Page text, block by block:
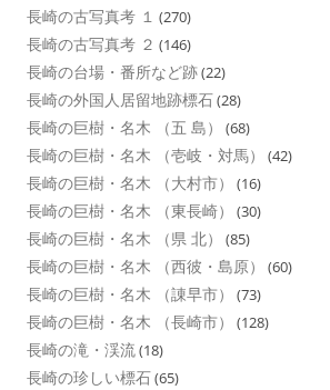
長崎の古写真考 １ (270)
長崎の古写真考 ２ (146)
長崎の台場・番所など跡(22)
長崎の外国人居留地跡標石(28)
長崎の巨樹・名木 （五 島） (68)
長崎の巨樹・名木 （壱岐・対馬） (42)
長崎の巨樹・名木 （大村市） (16)
長崎の巨樹・名木 （東長崎） (30)
長崎の巨樹・名木 （県 北） (85)
長崎の巨樹・名木 （西彼・島原） (60)
長崎の巨樹・名木 （諌早市） (73)
長崎の巨樹・名木 （長崎市） (128)
長崎の滝・渓流(18)
長崎の珍しい標石(65)